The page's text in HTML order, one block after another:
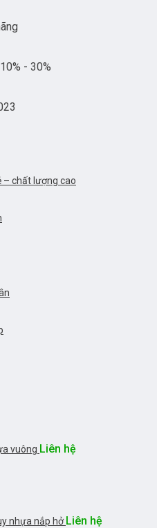
- 30%
– chất lượng cao
vuông Liên hệ
nhựa nắp hở Liên hệ